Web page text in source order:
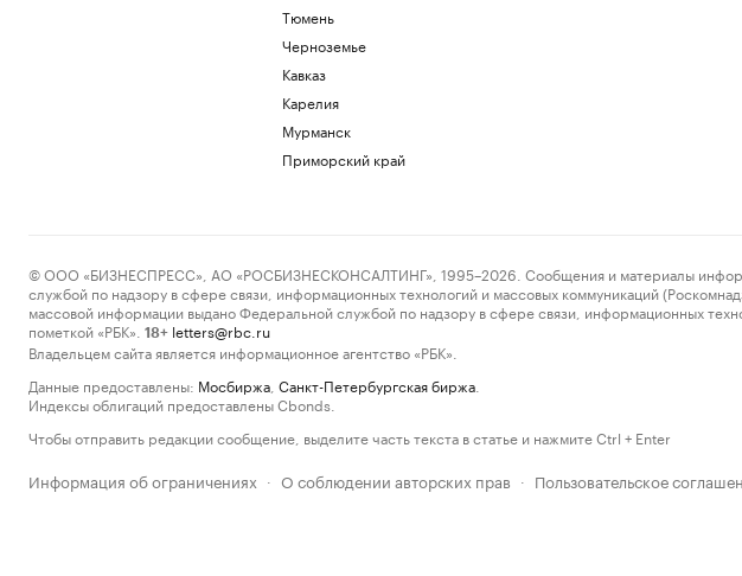
Тюмень
Черноземье
Кавказ
Карелия
Мурманск
Приморский край
© ООО «БИЗНЕСПРЕСС», АО «РОСБИЗНЕСКОНСАЛТИНГ», 1995–2026. Сообщения и материалы
службой по надзору в сфере связи, информационных технологий и массовых коммуникаций
массовой информации выдано Федеральной службой по надзору в сфере связи, информационных
пометкой «РБК».
18+ letters@rbc.ru
Владельцем сайта является информационное агентство «РБК».
Данные предоставлены: Мосбиржа Санкт-Петербургская биржа
Индексы облигаций предоставлены Cbonds.
Чтобы отправить редакции сообщение, выделите часть текста в статье и нажмите Ctrl + Enter
Информация об ограничениях · О соблюдении авторских прав · Пользовательское